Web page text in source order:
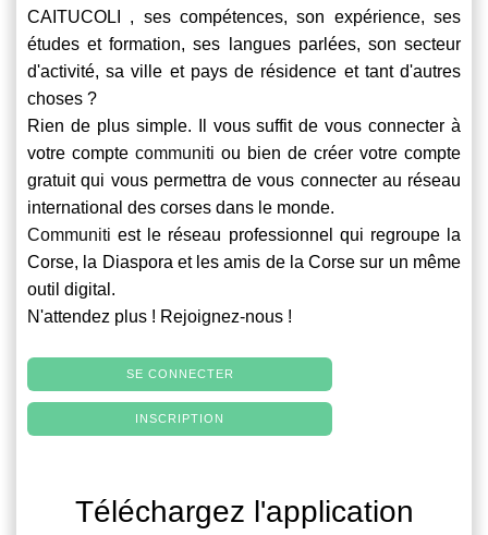
CAITUCOLI , ses compétences, son expérience, ses
études et formation, ses langues parlées, son secteur
d'activité, sa ville et pays de résidence et tant d'autres
choses ?
Rien de plus simple. Il vous suffit de vous connecter à
votre compte communiti ou bien de créer votre compte
gratuit qui vous permettra de vous connecter au réseau
international des corses dans le monde.
Communiti est le réseau professionnel qui regroupe la
Corse, la Diaspora et les amis de la Corse sur un même
outil digital.
N'attendez plus ! Rejoignez-nous !
SE CONNECTER
INSCRIPTION
Téléchargez l'application